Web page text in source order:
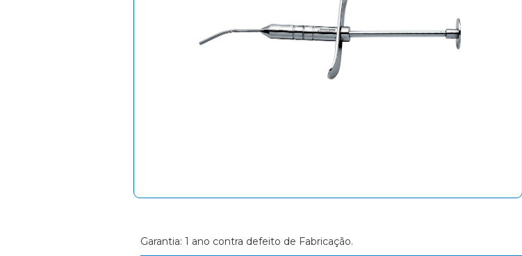
Garantia: 1 ano contra defeito de Fabricação.